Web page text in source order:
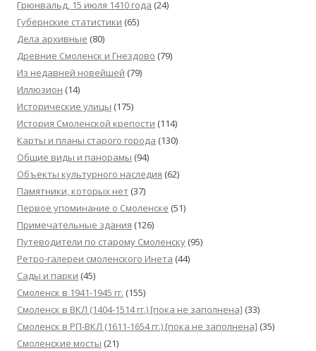
Грюнвальд, 15 июля 1410 года (24)
Губернские статистики (65)
Дела архивные (80)
Древние Смоленск и Гнездово (79)
Из недавней новейшей (79)
Иллюзион (14)
Исторические улицы (175)
История Смоленской крепости (114)
Карты и планы старого города (130)
Общие виды и панорамы (94)
Объекты культурного наследия (62)
Памятники, которых нет (37)
Первое упоминание о Смоленске (51)
Примечательные здания (126)
Путеводители по старому Смоленску (95)
Ретро-галереи смоленского Инета (44)
Сады и парки (45)
Смоленск в 1941-1945 гг. (155)
Смоленск в ВКЛ (1404-1514 гг.) [пока не заполнена] (33)
Смоленск в РП-ВКЛ (1611-1654 гг.) [пока не заполнена] (35)
Смоленские мосты (21)